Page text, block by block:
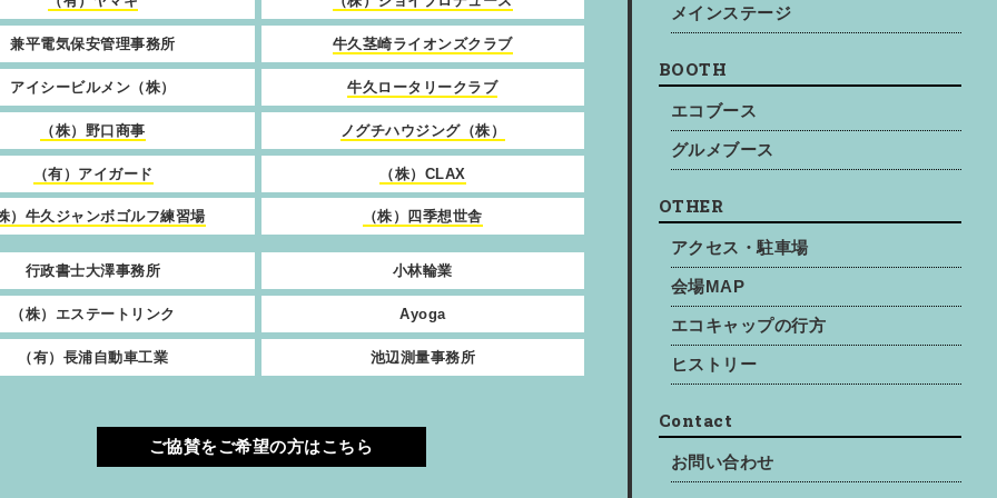
兼平電気保安管理事務所 牛久茎崎ライオンズクラブ
アイシービルメン（株） 牛久ロータリークラブ
（株）野口商事 ノグチハウジング（株）
（有）アイガード （株）CLAX
）牛久ジャンボゴルフ練習場 （株）四季想世舎
行政書士大澤事務所 小林輪業
（株）エステートリンク Ayoga
（有）長浦自動車工業 池辺測量事務所
ご協賛をご希望の方はこちら
メインステージ
BOOTH
エコブース
グルメブース
OTHER
アクセス・駐車場
会場MAP
エコキャップの行方
ヒストリー
Contact
お問い合わせ